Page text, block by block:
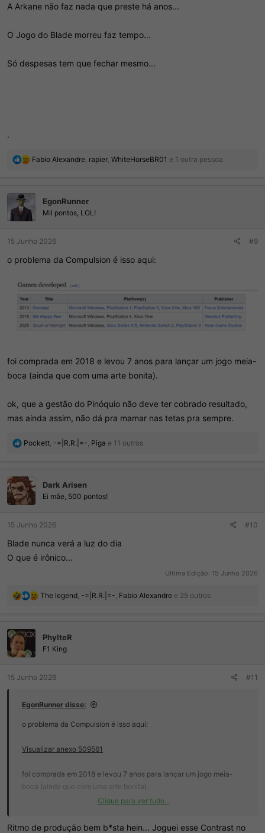
A Arkane não faz nada que preste há anos...
O Jogo do Blade morreu faz tempo...
Só despesas tem que fechar mesmo...
.
R
ç
e
s
Fabio Alexandre, rapier, WhiteHorseBR01 e 1 outra pessoa
EgonRunner
Mil pontos, LOL!
15 Junho 2026 #9
o problema da Compulsion é isso aqui:
foi comprada em 2018 e levou 7 anos para lançar um jogo meia-
boca (ainda que com uma arte bonita).
ok, que a gestão do Pinóquio não deve ter cobrado resultado,
mas ainda assim, não dá pra mamar nas tetas pra sempre.
R
ç
õ
e
s
Pockett, -=|R.R.|=-, Piga e 11 outros
Dark Arisen
Ei mãe, 500 pontos!
15 Junho 2026 #10
Blade nunca verá a luz do dia
O que é irônico...
Ultima Edição: 15 Junho 2026
R
õ
e
The legend -=|R.R.|=- Fabio Alexandre e 25 outros
PhylteR
F1 King
15 Junho 2026 #11
EgonRunner disse:
o problema da Compulsion é isso aqui:
Visualizar anexo 509561
foi comprada em 2018 e levou 7 anos para lançar um jogo meia-
boca (ainda que com uma arte bonita).
ainda assim, não dá pra mamar nas tetas pra sempre.
Clique para ver tudo...
Ritmo de produção bem b*sta hein... Joguei esse Contrast no